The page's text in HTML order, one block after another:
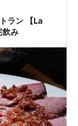
よく和えたら
ラン 【La
飲み